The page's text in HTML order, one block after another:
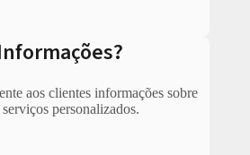
aos clientes informações sobre
personalizados.